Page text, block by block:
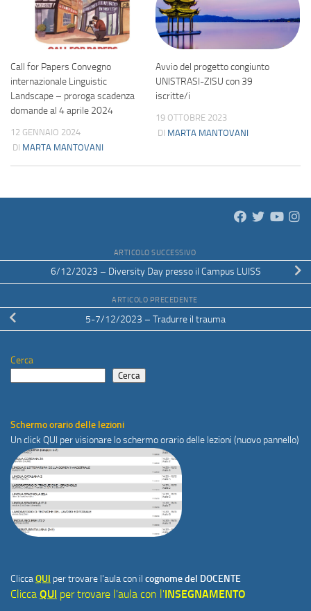
Call for Papers Convegno
internazionale Linguistic
Landscape – proroga scadenza
domande al 4 aprile 2024
12 GENNAIO 2024
DI MARTA MANTOVANI
Avvio del progetto congiunto
UNISTRASI-ZISU con 39
iscritte/i
19 OTTOBRE 2023
DI MARTA MANTOVANI
ARTICOLO SUCCESSIVO
6/12/2023 – Diversity Day presso il Campus LUISS
ARTICOLO PRECEDENTE
5-7/12/2023 – Tradurre il trauma
Cerca
Cerca
Schermo orario delle lezioni
Un click QUI per visionare lo schermo orario delle lezioni (nuovo pannello)
CliccaQUI per trovare l'aula con il cognome del DOCENTE
Clicca QUI per trovare l'aula con l'INSEGNAMENTO